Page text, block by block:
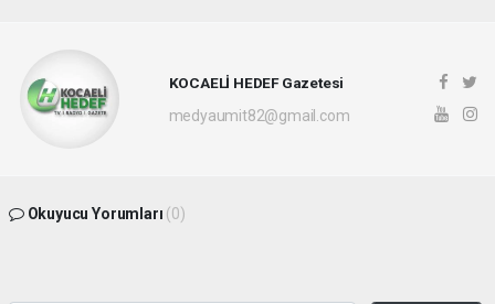
KOCAELİ HEDEF Gazetesi
medyaumit82@gmail.com
Okuyucu Yorumları (0)